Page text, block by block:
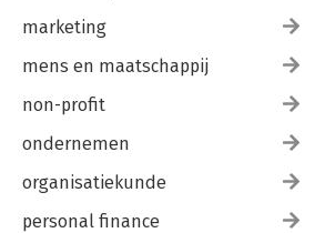
marketing
mens en maatschappij
non-profit
ondernemen
organisatiekunde
personal finance